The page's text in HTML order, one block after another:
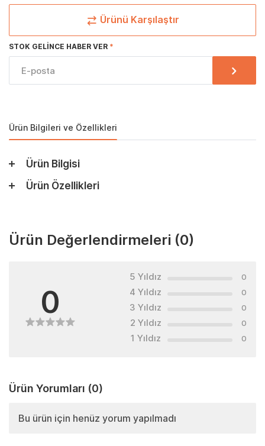
Ürünü Karşılaştır
STOK GELINCE HABER VER
Ürün Bilgileri ve Özellikleri
Ürün Bilgisi
Ürün Özellikleri
Ürün Değerlendirmeleri (0)
0
5 Yıldız 0
4 Yıldız 0
3 Yıldız 0
2 Yıldız 0
1 Yıldız 0
Ürün Yorumları (0)
Bu ürün için henüz yorum yapılmadı